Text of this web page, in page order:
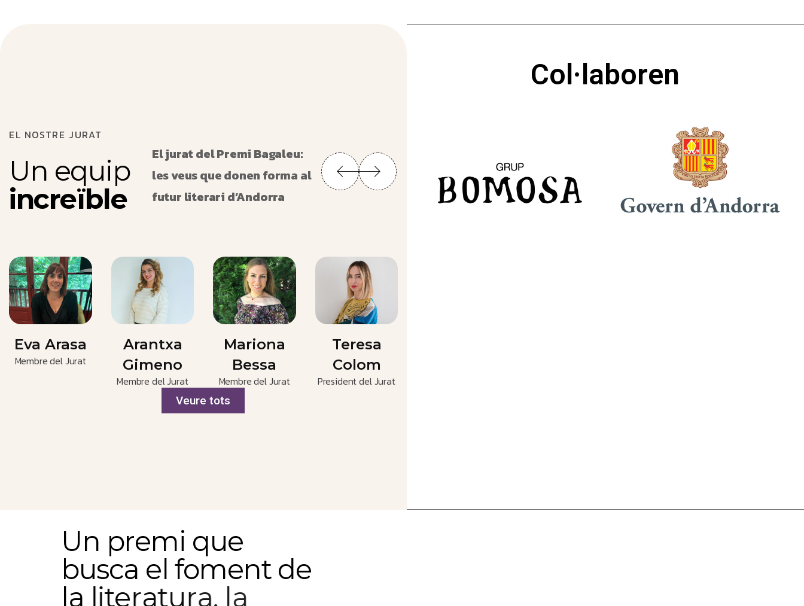
EL NOSTRE JURAT
Un equip
increïble
El jurat del Premi Bagaleu:
les veus que donen forma al
futur literari d’Andorra
Membre del Jurat
Membre del Jurat
Membre del Jurat President del Jurat
Veure tots
Col·laboren
Un premi que
busca el foment de
la literatura, la